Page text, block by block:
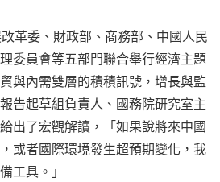
革委、財政部、商務部、中國人民
委員會等五部門聯合舉行經濟主題
與內需雙層的積積訊號，增長與監
告起草組負責人、國務院研究室主
出了宏觀解讀，「如果說將來中國
或者國際環境發生超預期變化，我
工具。」